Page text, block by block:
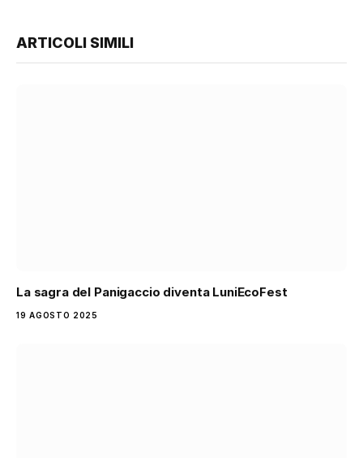
ARTICOLI SIMILI
La sagra del Panigaccio diventa LuniEcoFest
19 AGOSTO 2025